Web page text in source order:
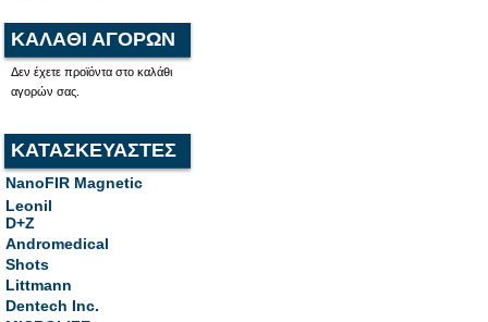
ΚΑΛΑΘΙ ΑΓΟΡΩΝ
Δεν έχετε προϊόντα στο καλάθι
αγορών σας.
ΚΑΤΑΣΚΕΥΑΣΤΕΣ
NanoFIR Magnetic
Leonil
D+Z
Andromedical
Shots
Littmann
Dentech Inc.